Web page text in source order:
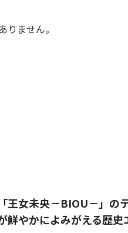
りません。
王女未央－BIOU－」の
鮮やかによみがえる歴史